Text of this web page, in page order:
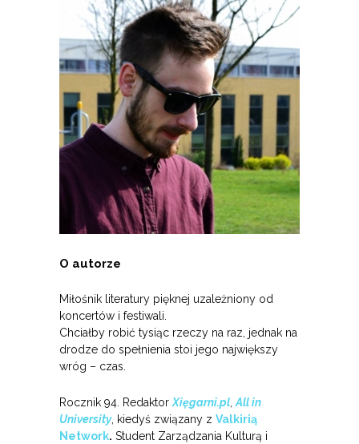
O autorze
Miłośnik literatury pięknej uzależniony od
koncertów i festiwali.
Chciałby robić tysiąc rzeczy na raz, jednak na
drodze do spełnienia stoi jego największy
wróg – czas.
Rocznik 94. RedaktorXięgarni.pl,All in
University, kiedyś związany z Valkirią
Network. Student Zarządzania Kulturą i